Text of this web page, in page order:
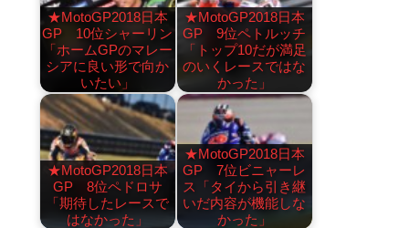
★MotoGP2018日本
GP 10位シャーリン
「ホームGPのマレー
シアに良い形で向か
いたい」
★MotoGP2018日本
GP 9位ペトルッチ
「トップ10だが満足
のいくレースではな
かった」
★MotoGP2018日本
GP 8位ペドロサ
「期待したレースで
はなかった」
★MotoGP2018日本
GP 7位ビニャーレ
ス「タイから引き継
いだ内容が機能しな
かった」